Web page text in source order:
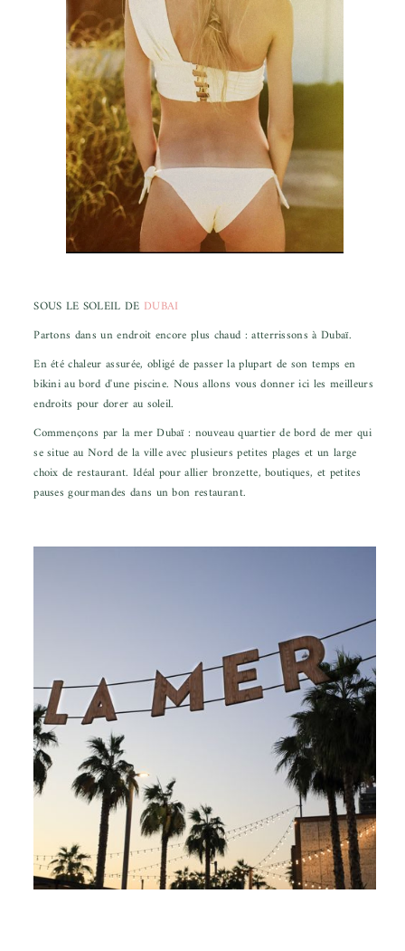
SOUS LE SOLEIL DE DUBAI
Partons dans un endroit encore plus chaud : atterrissons à Dubaï.
En été chaleur assurée, obligé de passer la plupart de son temps en
bikini au bord d'une piscine. Nous allons vous donner ici les meilleurs
endroits pour dorer au soleil.
Commençons par la mer Dubaï : nouveau quartier de bord de mer qui
se situe au Nord de la ville avec plusieurs petites plages et un large
choix de restaurant. Idéal pour allier bronzette, boutiques, et petites
pauses gourmandes dans un bon restaurant.